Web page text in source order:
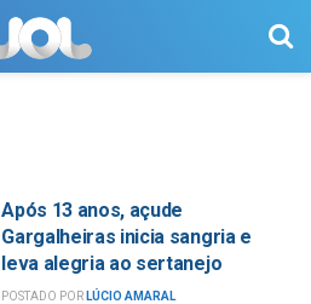
Após 13 anos, açude
Gargalheiras inicia sangria e
leva alegria ao sertanejo
POSTADO POR LÚCIO AMARAL